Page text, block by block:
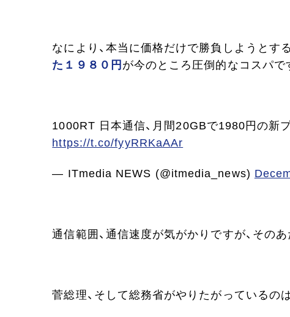
なにより、本当に価格だけで勝負しようとす
た１９８０円 が今のところ圧倒的なコスパで
1000RT 日本通信、月間20GBで1980円の新
https://t.co/fyyRRKaAAr
— ITmedia NEWS (@itmedia_news)
通信範囲、通信速度が気がかりですが、その
菅総理、そして総務省がやりたがっているの